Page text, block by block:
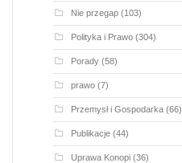
Nie przegap(103)
Polityka i Prawo(304)
Porady(58)
prawo(7)
Przemysł i Gospodarka(66)
Publikacje(44)
Uprawa Konopi(36)